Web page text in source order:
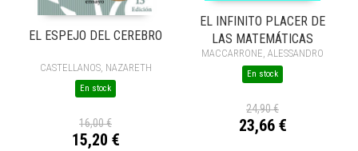
EL ESPEJO DEL CEREBRO
CASTELLANOS, NAZARETH
En stock
16,00 €
15,20 €
EL INFINITO PLACER DE
LAS MATEMÁTICAS
MACCARRONE, ALESSANDRO
En stock
24,90 €
23,66 €